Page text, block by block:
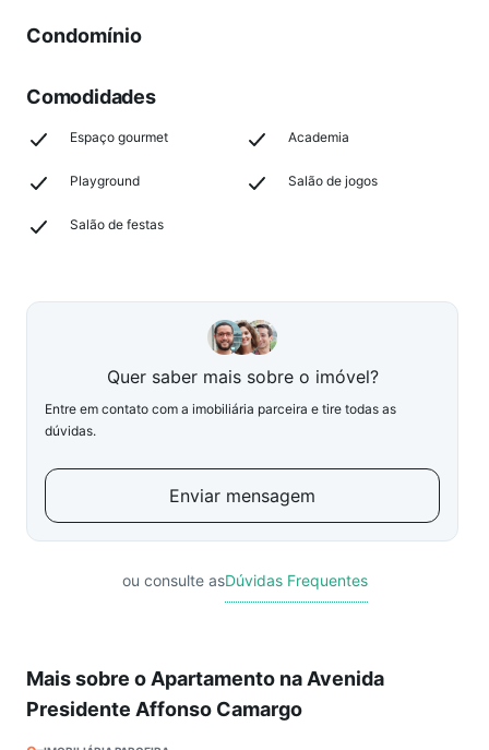
Condomínio
Comodidades
Espaço gourmet Academia
Playground Salão de jogos
Salão de festas
Quer saber mais sobre o imóvel?
Entre em contato com a imobiliária parceira e tire todas as
dúvidas.
Enviar mensagem
ou consulte asDúvidas Frequentes
Mais sobre o Apartamento na Avenida
Presidente Affonso Camargo